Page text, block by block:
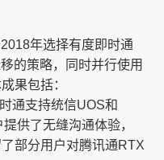
年选择有度即时通
的策略，同时并行使用
果包括：
通支持统信UOS和
供了无缝沟通体验，
部分用户对腾讯通RTX